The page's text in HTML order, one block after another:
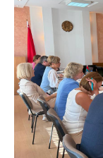
Биржевая
Беларусь